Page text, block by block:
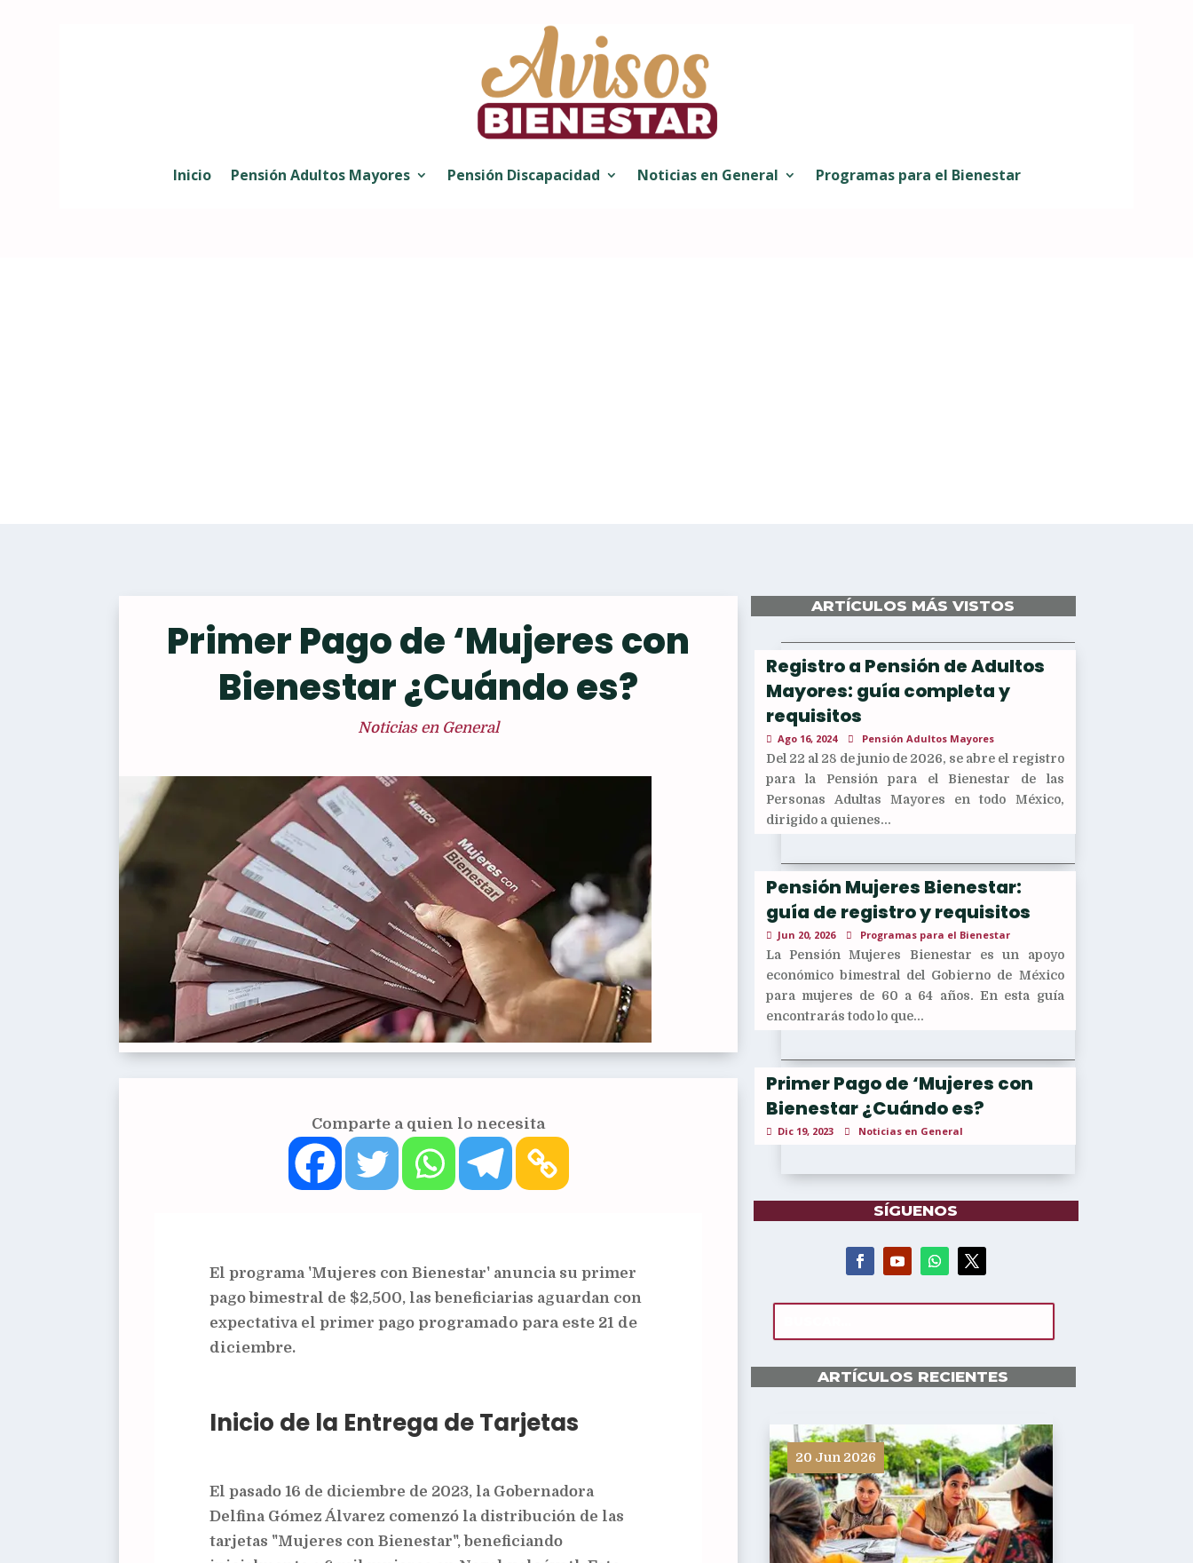
Inicio Pensión Adultos Mayores Pensión Discapacidad Noticias en General Programas para el Bienestar
Primer Pago de ‘Mujeres con
Bienestar ¿Cuándo es?
Noticias en General
Comparte a quien lo necesita
El programa 'Mujeres con Bienestar' anuncia su primer
pago bimestral de $2,500, las beneficiarias aguardan con
expectativa el primer pago programado para este 21 de
diciembre.
Inicio de la Entrega de Tarjetas
El pasado 16 de diciembre de 2023, la Gobernadora
Delfina Gómez Álvarez comenzó la distribución de las
tarjetas "Mujeres con Bienestar", beneficiando
ARTÍCULOS MÁS VISTOS
Registro a Pensión de Adultos
Mayores: guía completa y
requisitos
Ago 16, 2024 Pensión Adultos Mayores
Del 22 al 28 de junio de 2026, se abre el registro
para la Pensión para el Bienestar de las
Personas Adultas Mayores en todo México,
dirigido a quienes...
Pensión Mujeres Bienestar:
guía de registro y requisitos
Jun 20, 2026 Programas para el Bienestar
La Pensión Mujeres Bienestar es un apoyo
económico bimestral del Gobierno de México
para mujeres de 60 a 64 años. En esta guía
encontrarás todo lo que...
Primer Pago de ‘Mujeres con
Bienestar ¿Cuándo es?
Dic 19, 2023 Noticias en General
SÍGUENOS
ARTÍCULOS RECIENTES
20 Jun 2026